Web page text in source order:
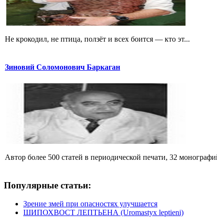
Не крокодил, не птица, ползёт и всех боится — кто эт...
Зиновий Соломонович Баркаган
Автор более 500 статей в периодической печати, 32
Популярные статьи:
Зрение змей при опасностях улучшается
ШИПОХВОСТ ЛЕПТЬЕНА (Uromastyx leptieni)